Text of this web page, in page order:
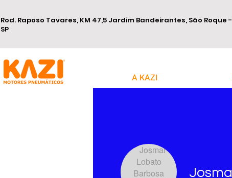
Rod. Raposo Tavares, KM 47,5 Jardim Bandeirantes, São Roque -
SP
A KAZI